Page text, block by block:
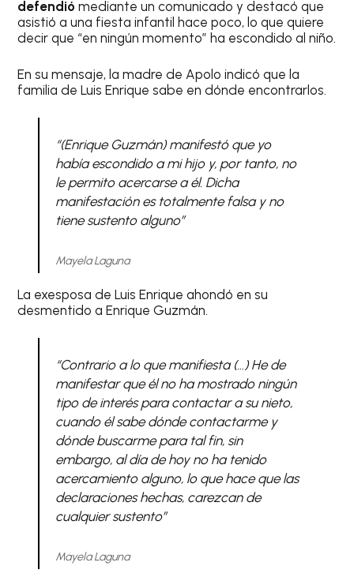
defendió mediante un comunicado y destacó que
asistió a una fiesta infantil hace poco, lo que quiere
decir que “en ningún momento” ha escondido al niño.
En su mensaje, la madre de Apolo indicó que la
familia de Luis Enrique sabe en dónde encontrarlos.
“(Enrique Guzmán) manifestó que yo
había escondido a mi hijo y, por tanto, no
le permito acercarse a él. Dicha
manifestación es totalmente falsa y no
tiene sustento alguno”
Mayela Laguna
La exesposa de Luis Enrique ahondó en su
desmentido a Enrique Guzmán.
“Contrario a lo que manifiesta (…) He de
manifestar que él no ha mostrado ningún
tipo de interés para contactar a su nieto,
cuando él sabe dónde contactarme y
dónde buscarme para tal fin, sin
embargo, al día de hoy no ha tenido
acercamiento alguno, lo que hace que las
declaraciones hechas, carezcan de
cualquier sustento”
Mayela Laguna